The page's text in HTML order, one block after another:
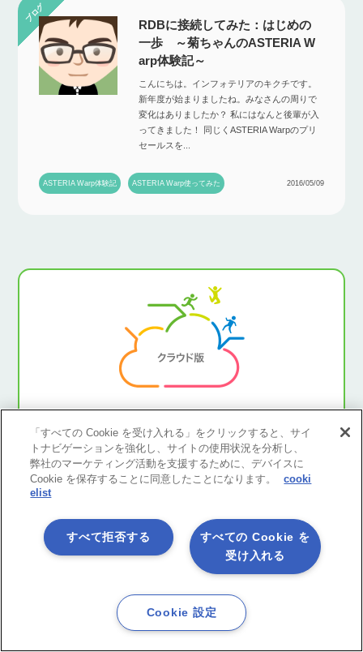
RDBに接続してみた：はじめの
一歩 ～菊ちゃんのASTERIA W
arp体験記～
こんにちは。インフォテリアのキクチです。
新年度が始まりましたね。みなさんの周りで
変化はありましたか？ 私にはなんと後輩が入
ってきました！ 同じくASTERIA Warpのプリ
セールスを...
ASTERIA Warp体験記 ASTERIA Warp使ってみた 2016/05/09
使い方いろいろ！
手ぶらde ASTERIA Warp
体験 5日間
サーバー準備の手間なくデータ連携ツール「ASTERIA W
arp」の全ての機能を５日間 お試しいただけます。
今すぐ体験してみる
「すべての Cookie を受け入れる」をクリックすると、サイ
トナビゲーションを強化し、サイトの使用状況を分析し、
弊社のマーケティング活動を支援するために、デバイスに
Cookie を保存することに同意したことになります。
cooki
elist
すべての Cookie を
受け入れる
すべて拒否する
Cookie 設定